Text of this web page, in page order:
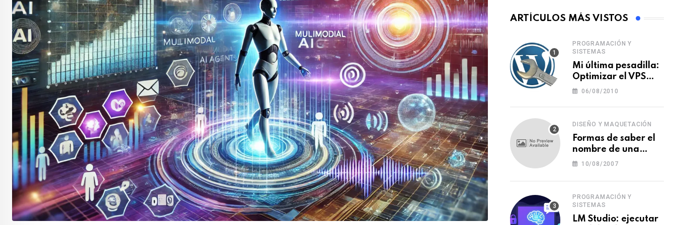
ARTÍCULOS MÁS VISTOS
PROGRAMACIÓN Y
SISTEMAS
Mi última pesadilla:
Optimizar el VPS
para WordPress
06/08/2010
DISEÑO Y MAQUETACIÓN
Formas de saber el
nombre de una
tipografía (o una
letra)
10/08/2007
PROGRAMACIÓN Y
SISTEMAS
LM Studio: ejecutar